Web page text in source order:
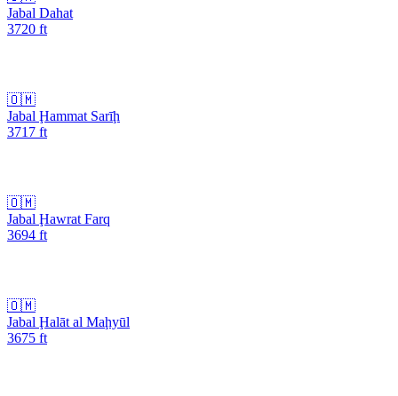
Jabal Dahat
3720 ft
🇴🇲
Jabal Ḩammat Sarīḩ
3717 ft
🇴🇲
Jabal Ḩawrat Farq
3694 ft
🇴🇲
Jabal Ḩalāt al Maḩyūl
3675 ft